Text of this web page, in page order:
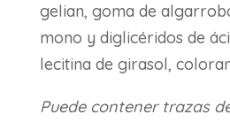
gelian, goma de
mono y diglicéridos de
lecitina de girasol,
Puede contener trazas